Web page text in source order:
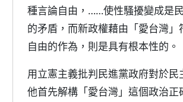
種言論自由，……使性騷擾變成是
的矛盾，而新政權藉由「愛台灣
自由的作為，則是具有根本性的。
用立憲主義批判民進黨政府對於
他首先解構「愛台灣」這個政治